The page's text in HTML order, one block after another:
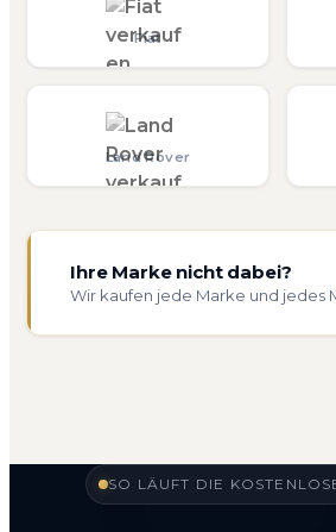
Fiat
Land Rover
Ihre Marke nicht dabei?
Wir kaufen jede Marke und jedes
SO LÄUFT DIE